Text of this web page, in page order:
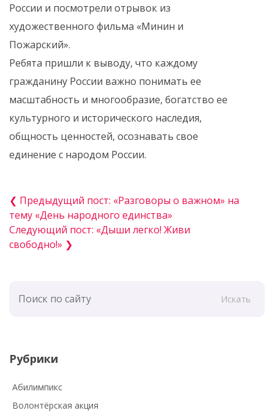
России и посмотрели отрывок из
художественного фильма «Минин и
Пожарский».
Ребята пришли к выводу, что каждому
гражданину России важно понимать ее
масштабность и многообразие, богатство ее
культурного и исторического наследия,
общность ценностей, осознавать свое
единение с народом России.
❮ Предыдущий пост: «Разговоры о важном» на
тему «День народного единства»
Следующий пост: «Дыши легко! Живи
свободно!» ❯
Искать
Рубрики
Абилимпикс
Волонтёрская акция